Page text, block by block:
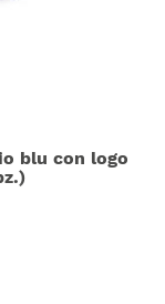
blu con logo